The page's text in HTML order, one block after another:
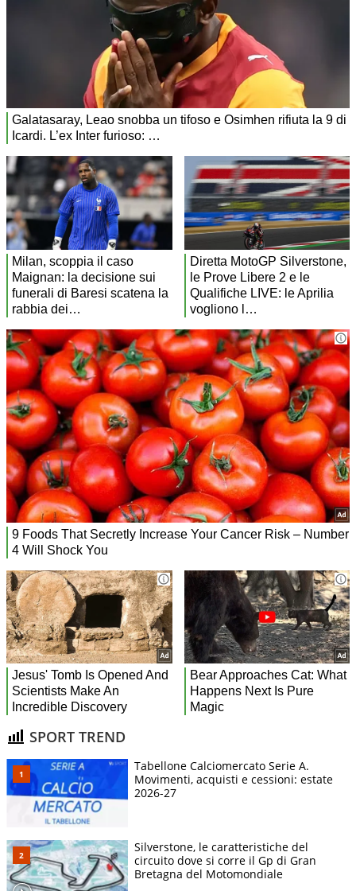
SPORT TREND
Tabellone Calciomercato Serie A.
Movimenti, acquisti e cessioni: estate
2026-27
Silverstone, le caratteristiche del
circuito dove si corre il Gp di Gran
Bretagna del Motomondiale